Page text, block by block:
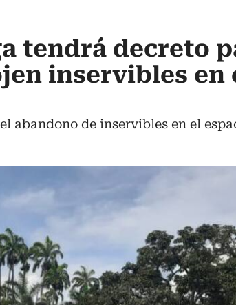
tendrá decreto
inservibles en
abandono de inservibles en el